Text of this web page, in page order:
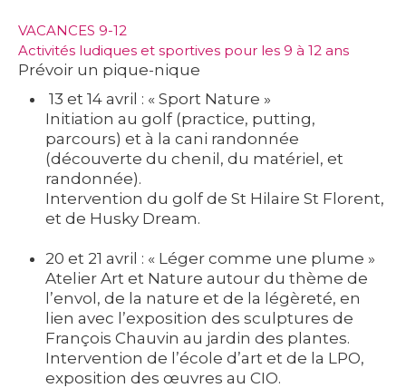
VACANCES 9-12
Activités ludiques et sportives pour les 9 à 12 ans
Prévoir un pique-nique
13 et 14 avril : « Sport Nature »
Initiation au golf (practice, putting,
parcours) et à la cani randonnée
(découverte du chenil, du matériel, et
randonnée).
Intervention du golf de St Hilaire St Florent,
et de Husky Dream.
20 et 21 avril : « Léger comme une plume »
Atelier Art et Nature autour du thème de
l’envol, de la nature et de la légèreté, en
lien avec l’exposition des sculptures de
François Chauvin au jardin des plantes.
Intervention de l’école d’art et de la LPO,
exposition des œuvres au CIO.